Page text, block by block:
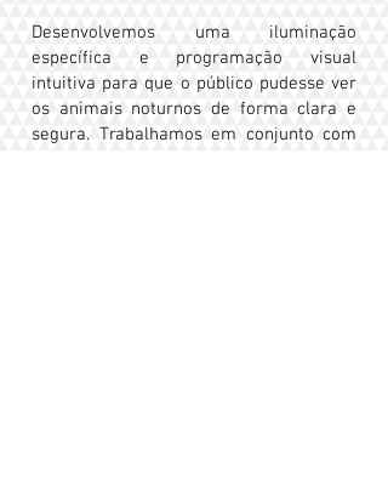
Desenvolvemos uma iluminação
específica e programação visual
intuitiva para que o público pudesse ver
os animais noturnos de forma clara e
segura. Trabalhamos em conjunto com